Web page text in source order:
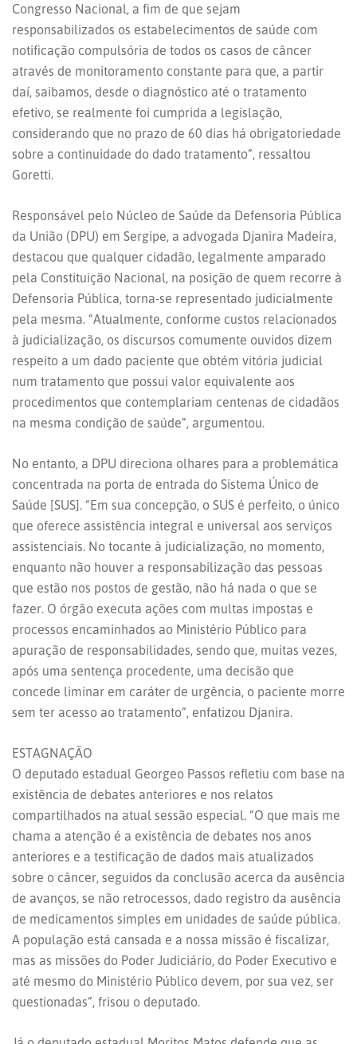
Congresso Nacional, a fim de que sejam
responsabilizados os estabelecimentos de saúde com
notificação compulsória de todos os casos de câncer
através de monitoramento constante para que, a partir
daí, saibamos, desde o diagnóstico até o tratamento
efetivo, se realmente foi cumprida a legislação,
considerando que no prazo de 60 dias há obrigatoriedade
sobre a continuidade do dado tratamento”, ressaltou
Goretti.
Responsável pelo Núcleo de Saúde da Defensoria Pública
da União (DPU) em Sergipe, a advogada Djanira Madeira,
destacou que qualquer cidadão, legalmente amparado
pela Constituição Nacional, na posição de quem recorre à
Defensoria Pública, torna-se representado judicialmente
pela mesma. “Atualmente, conforme custos relacionados
à judicialização, os discursos comumente ouvidos dizem
respeito a um dado paciente que obtém vitória judicial
num tratamento que possui valor equivalente aos
procedimentos que contemplariam centenas de cidadãos
na mesma condição de saúde”, argumentou.
No entanto, a DPU direciona olhares para a problemática
concentrada na porta de entrada do Sistema Único de
Saúde [SUS]. “Em sua concepção, o SUS é perfeito, o único
que oferece assistência integral e universal aos serviços
assistenciais. No tocante à judicialização, no momento,
enquanto não houver a responsabilização das pessoas
que estão nos postos de gestão, não há nada o que se
fazer. O órgão executa ações com multas impostas e
processos encaminhados ao Ministério Público para
apuração de responsabilidades, sendo que, muitas vezes,
após uma sentença procedente, uma decisão que
concede liminar em caráter de urgência, o paciente morre
sem ter acesso ao tratamento”, enfatizou Djanira.
ESTAGNAÇÃO
O deputado estadual Georgeo Passos refletiu com base na
existência de debates anteriores e nos relatos
compartilhados na atual sessão especial. “O que mais me
chama a atenção é a existência de debates nos anos
anteriores e a testificação de dados mais atualizados
sobre o câncer, seguidos da conclusão acerca da ausência
de avanços, se não retrocessos, dado registro da ausência
de medicamentos simples em unidades de saúde pública.
A população está cansada e a nossa missão é fiscalizar,
mas as missões do Poder Judiciário, do Poder Executivo e
até mesmo do Ministério Público devem, por sua vez, ser
questionadas”, frisou o deputado.